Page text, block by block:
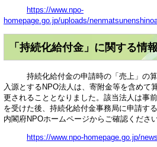
https://www.npo-
homepage.go.jp/uploads/
「持続化給付金」に関する情
持続化給付金の申請時の「売上」の算
入源とするNPO法人は、寄附金等を含めて
更されることとなりました。該当法人は事
を受けた後、持続化給付金事務局に申請す
内閣府NPOホームページからご確認ください
https://www.npo-homepage.go.jp/